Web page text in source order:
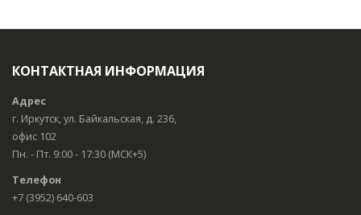
КОНТАКТНАЯ ИНФОРМАЦИЯ
Адрес
г. Иркутск, ул. Байкальская, д. 236,
офис 102
Пн. - Пт. 9:00 - 17:30 (МСК+5)
Телефон
+7 (3952) 640-603